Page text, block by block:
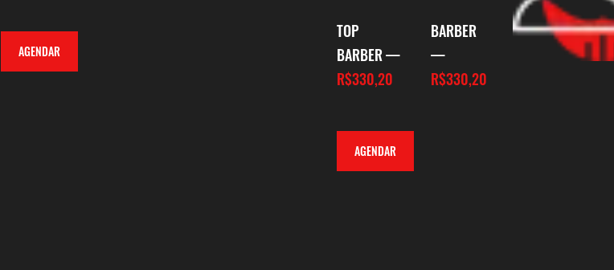
AGENDAR
TOP
BARBER —
R$330,20
BARBER
—
R$330,20
AGENDAR